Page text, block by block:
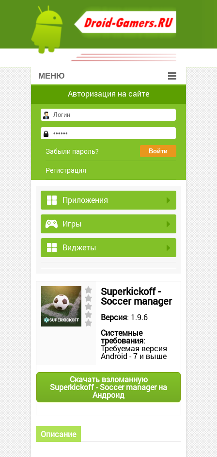
МЕНЮ
Авторизация на сайте
Забыли пароль?
Регистрация
Приложения
Игры
Виджеты
Superkickoff -
Soccer manager
Версия: 1.9.6
Системные
требования:
Требуемая версия
Android - 7 и выше
Скачать взломанную
Superkickoff - Soccer manager на
Андроид
Описание